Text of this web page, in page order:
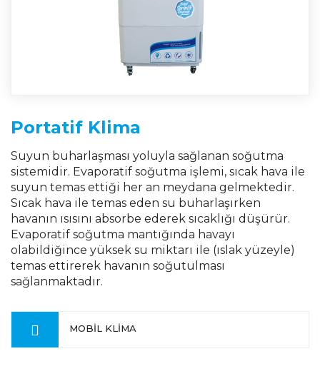
Portatif Klima
Suyun buharlaşması yoluyla sağlanan soğutma
sistemidir. Evaporatif soğutma işlemi, sıcak hava ile
suyun temas ettiği her an meydana gelmektedir.
Sıcak hava ile temas eden su buharlaşırken
havanın ısısını absorbe ederek sıcaklığı düşürür.
Evaporatif soğutma mantığında havayı
olabildiğince yüksek su miktarı ile (ıslak yüzeyle)
temas ettirerek havanın soğutulması
sağlanmaktadır.
MOBİL KLİMA